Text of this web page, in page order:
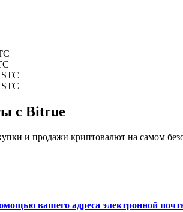
и комиссиями за копи-трейдинг
с Bitrue
и продажи криптовалют на самом
вашего адреса электронной